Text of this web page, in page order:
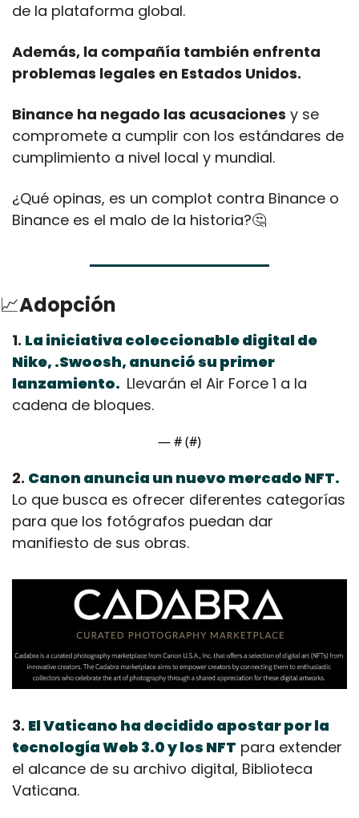
de la plataforma global.
Además, la compañía también enfrenta
problemas legales en Estados Unidos.
Binance ha negado las acusaciones y se
compromete a cumplir con los estándares de
cumplimiento a nivel local y mundial.
¿Qué opinas, es un complot contra Binance o
Binance es el malo de la historia?🤔
📈Adopción
1. La iniciativa coleccionable digital de
Nike, .Swoosh, anunció su primer
lanzamiento. Llevarán el Air Force 1 a la
cadena de bloques.
— # (#)
2. Canon anuncia un nuevo mercado NFT.
Lo que busca es ofrecer diferentes categorías
para que los fotógrafos puedan dar
manifiesto de sus obras.
3. El Vaticano ha decidido apostar por la
tecnología Web 3.0 y los NFT para extender
el alcance de su archivo digital, Biblioteca
Vaticana.